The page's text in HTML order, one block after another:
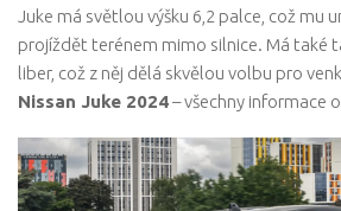
Juke má světlou výšku 6,2 palce, což mu
projíždět terénem mimo silnice. Má také
liber, což z něj dělá skvělou volbu pro
Nissan Juke 2024– všechny informace